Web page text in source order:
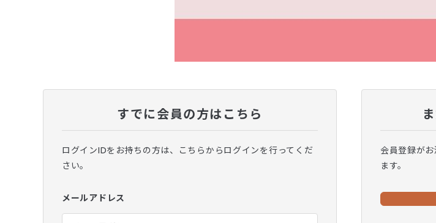
すでに会員の方はこちら
ログインIDをお持ちの方は、こちらからログインを行ってくだ
さい。
メールアドレス
会員登録が
ます。